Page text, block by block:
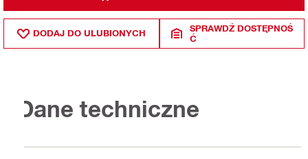
DODAJ DO ULUBIONYCH
SPRAWDŹ DOSTĘPNOŚ
Ć
Dane techniczne